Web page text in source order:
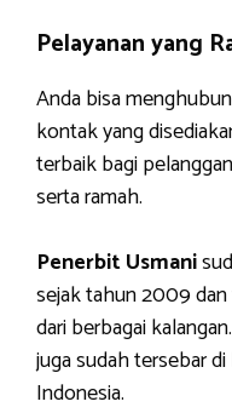
Pelayanan yang
Anda bisa
kontak yang
terbaik bagi
serta ramah.
Penerbit Usmani
sejak tahun 2009
dari berbagai
juga sudah tersebar
Indonesia.